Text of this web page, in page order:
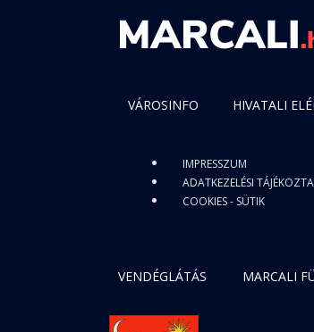
VÁROSINFO HIVATALI
IMPRESSZUM
ADATKEZELÉSI
COOKIES - SÜTIK
VENDÉGLÁTÁS MARCALI